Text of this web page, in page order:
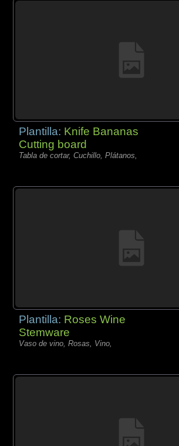
Plantilla: Knife Bananas
Cutting board
Tabla de cortar, Cuchillo, Plátanos,
Plantilla: Roses Wine
Stemware
Vaso de vino, Rosas, Vino,